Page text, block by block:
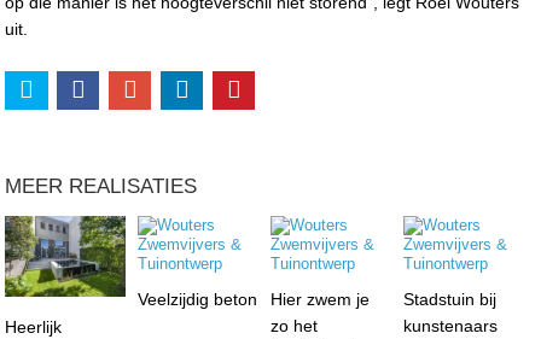
uit.
MEER REALISATIES
Heerlijk
Veelzijdig beton
Hier zwem je
zo het
Stadstuin bij
kunstenaars